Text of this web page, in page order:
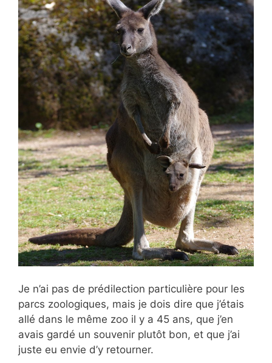
Je n’ai pas de prédilection particulière pour les
parcs zoologiques, mais je dois dire que j’étais
allé dans le même zoo il y a 45 ans, que j’en
avais gardé un souvenir plutôt bon, et que j’ai
juste eu envie d’y retourner.